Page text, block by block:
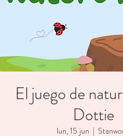
El juego de
Dottie
lun, 15 jun
  |